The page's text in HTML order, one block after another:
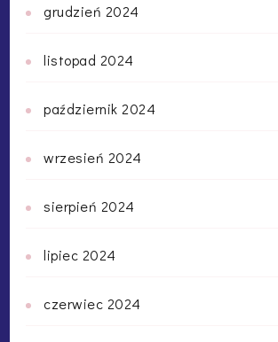
grudzień 2024
listopad 2024
październik 2024
wrzesień 2024
sierpień 2024
lipiec 2024
czerwiec 2024